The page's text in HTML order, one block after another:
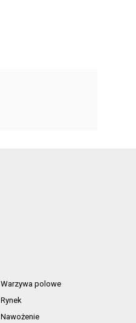
Warzywa polowe
Rynek
Nawożenie